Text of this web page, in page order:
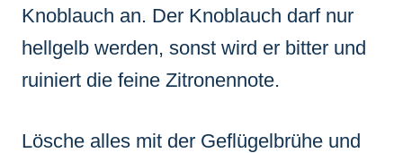
Knoblauch an. Der Knoblauch darf nur
hellgelb werden, sonst wird er bitter und
ruiniert die feine Zitronennote.
Lösche alles mit der Geflügelbrühe und